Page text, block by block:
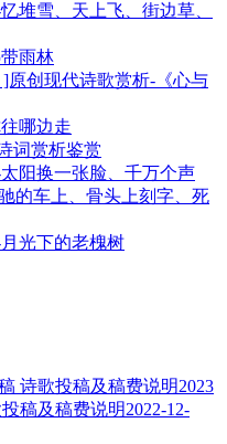
堆雪、天上飞、街边草、
雨林
原创现代诗歌赏析-《心与
哪边走
词赏析鉴赏
阳换一张脸、千万个声
的车上、骨头上刻字、死
光下的老槐树
2023
稿及稿费说明2022-12-